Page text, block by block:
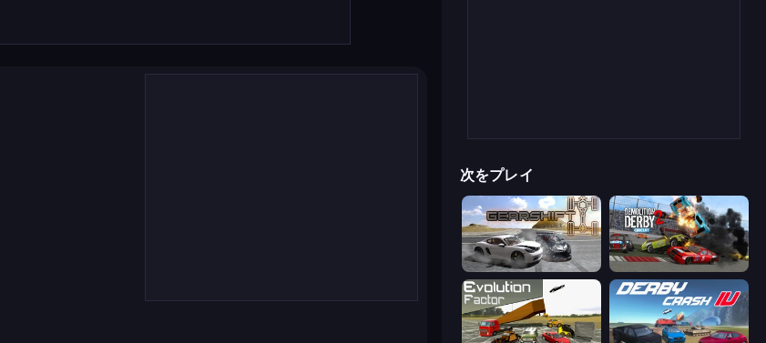
次をプレイ
Gearshift One Demolition Derby 2